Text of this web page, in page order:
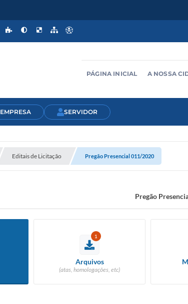
PÁGINA INICIAL A NOSSA
EMPRESA SERVIDOR
Editais de Licitação Pregão Presencial 011/2020
Pregão
1
Arquivos
(atas, homologações, etc)